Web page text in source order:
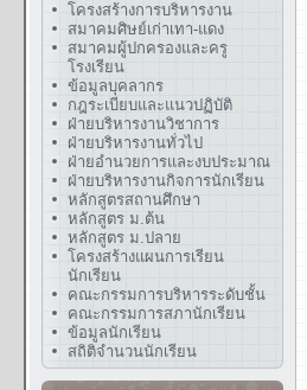
โครงสร้างการบริหารงาน
สมาคมศิษย์เก่าเทา-แดง
สมาคมผู้ปกครองและครู
โรงเรียน
ข้อมูลบุคลากร
กฎระเบียบและแนวปฏิบัติ
ฝ่ายบริหารงานวิชาการ
ฝ่ายบริหารงานทั่วไป
ฝ่ายอำนวยการและงบประมาณ
ฝ่ายบริหารงานกิจการนักเรียน
หลักสูตรสถานศึกษา
หลักสูตร ม.ต้น
หลักสูตร ม.ปลาย
โครงสร้างแผนการเรียน
นักเรียน
คณะกรรมการบริหารระดับชั้น
คณะกรรมการสภานักเรียน
ข้อมูลนักเรียน
สถิติจำนวนนักเรียน